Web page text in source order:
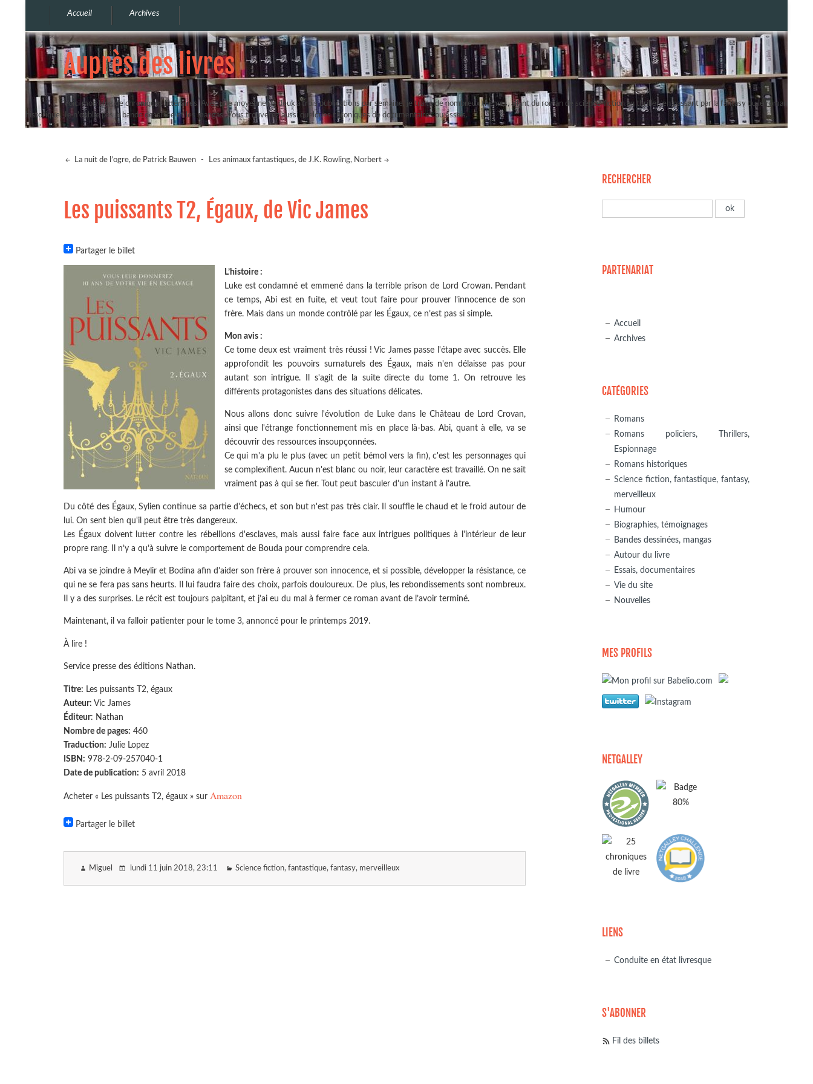
Accueil Archives
Auprès des livres
Voici mon blog de chroniques littéraires. Avec une moyenne de deux à trois publications par semaine, je traite de nombreux thèmes, allant du roman de science-fiction au thriller, en passant par la fantasy ou le roman
historique. Je n'oublie pas la bande dessinée et les mangas. Vous trouverez aussi quelques chroniques de documentaires ou essais.
La nuit de l’ogre, de Patrick Bauwen - Les animaux fantastiques, de J.K. Rowling, Norbert
Les puissants T2, Égaux, de Vic James
Partager le billet
L’histoire :
Luke est condamné et emmené dans la terrible prison de Lord Crowan. Pendant
ce temps, Abi est en fuite, et veut tout faire pour prouver l’innocence de son
frère. Mais dans un monde contrôlé par les Égaux, ce n’est pas si simple.
Mon avis :
Ce tome deux est vraiment très réussi ! Vic James passe l'étape avec succès. Elle
approfondit les pouvoirs surnaturels des Égaux, mais n'en délaisse pas pour
autant son intrigue. Il s'agit de la suite directe du tome 1. On retrouve les
différents protagonistes dans des situations délicates.
Nous allons donc suivre l'évolution de Luke dans le Château de Lord Crovan,
ainsi que l'étrange fonctionnement mis en place là-bas. Abi, quant à elle, va se
découvrir des ressources insoupçonnées.
Ce qui m'a plu le plus (avec un petit bémol vers la fin), c'est les personnages qui
se complexifient. Aucun n'est blanc ou noir, leur caractère est travaillé. On ne sait
vraiment pas à qui se fier. Tout peut basculer d'un instant à l'autre.
Du côté des Égaux, Sylien continue sa partie d'échecs, et son but n'est pas très clair. Il souffle le chaud et le froid autour de
lui. On sent bien qu'il peut être très dangereux.
Les Égaux doivent lutter contre les rébellions d'esclaves, mais aussi faire face aux intrigues politiques à l'intérieur de leur
propre rang. Il n’y a qu’à suivre le comportement de Bouda pour comprendre cela.
Abi va se joindre à Meylir et Bodina afin d'aider son frère à prouver son innocence, et si possible, développer la résistance, ce
qui ne se fera pas sans heurts. Il lui faudra faire des choix, parfois douloureux. De plus, les rebondissements sont nombreux.
Il y a des surprises. Le récit est toujours palpitant, et j’ai eu du mal à fermer ce roman avant de l’avoir terminé.
Maintenant, il va falloir patienter pour le tome 3, annoncé pour le printemps 2019.
À lire !
Service presse des éditions Nathan.
Titre: Les puissants T2, égaux
Auteur: Vic James
Éditeur: Nathan
Nombre de pages: 460
Traduction: Julie Lopez
ISBN: 978-2-09-257040-1
Date de publication: 5 avril 2018
Acheter « Les puissants T2, égaux » sur Amazon
Partager le billet
Miguel lundi 11 juin 2018, 23:11 Science fiction, fantastique, fantasy, merveilleux
RECHERCHER
PARTENARIAT
Accueil
Archives
CATÉGORIES
Romans
Romans policiers, Thrillers,
Espionnage
Romans historiques
Science fiction, fantastique, fantasy,
merveilleux
Humour
Biographies, témoignages
Bandes dessinées, mangas
Autour du livre
Essais, documentaires
Vie du site
Nouvelles
MES PROFILS
NETGALLEY
LIENS
Conduite en état livresque
S'ABONNER
Fil des billets